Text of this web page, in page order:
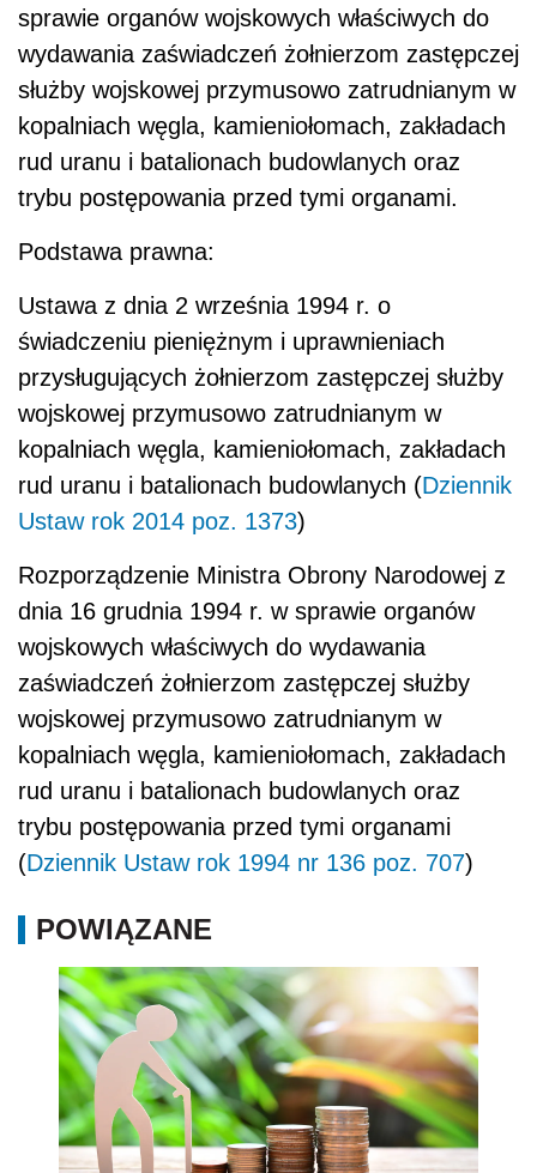
sprawie organów wojskowych właściwych do
wydawania zaświadczeń żołnierzom zastępczej
służby wojskowej przymusowo zatrudnianym w
kopalniach węgla, kamieniołomach, zakładach
rud uranu i batalionach budowlanych oraz
trybu postępowania przed tymi organami.
Podstawa prawna:
Ustawa z dnia 2 września 1994 r. o
świadczeniu pieniężnym i uprawnieniach
przysługujących żołnierzom zastępczej służby
wojskowej przymusowo zatrudnianym w
kopalniach węgla, kamieniołomach, zakładach
rud uranu i batalionach budowlanych (Dziennik
Ustaw rok 2014 poz. 1373)
Rozporządzenie Ministra Obrony Narodowej z
dnia 16 grudnia 1994 r. w sprawie organów
wojskowych właściwych do wydawania
zaświadczeń żołnierzom zastępczej służby
wojskowej przymusowo zatrudnianym w
kopalniach węgla, kamieniołomach, zakładach
rud uranu i batalionach budowlanych oraz
trybu postępowania przed tymi organami
(Dziennik Ustaw rok 1994 nr 136 poz. 707)
POWIĄZANE